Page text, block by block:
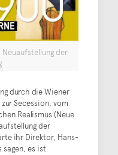
der
durch die Wiener
Secession, vom
Realismus (Neue
der
ihr Direktor, Hans-
sagen, es ist